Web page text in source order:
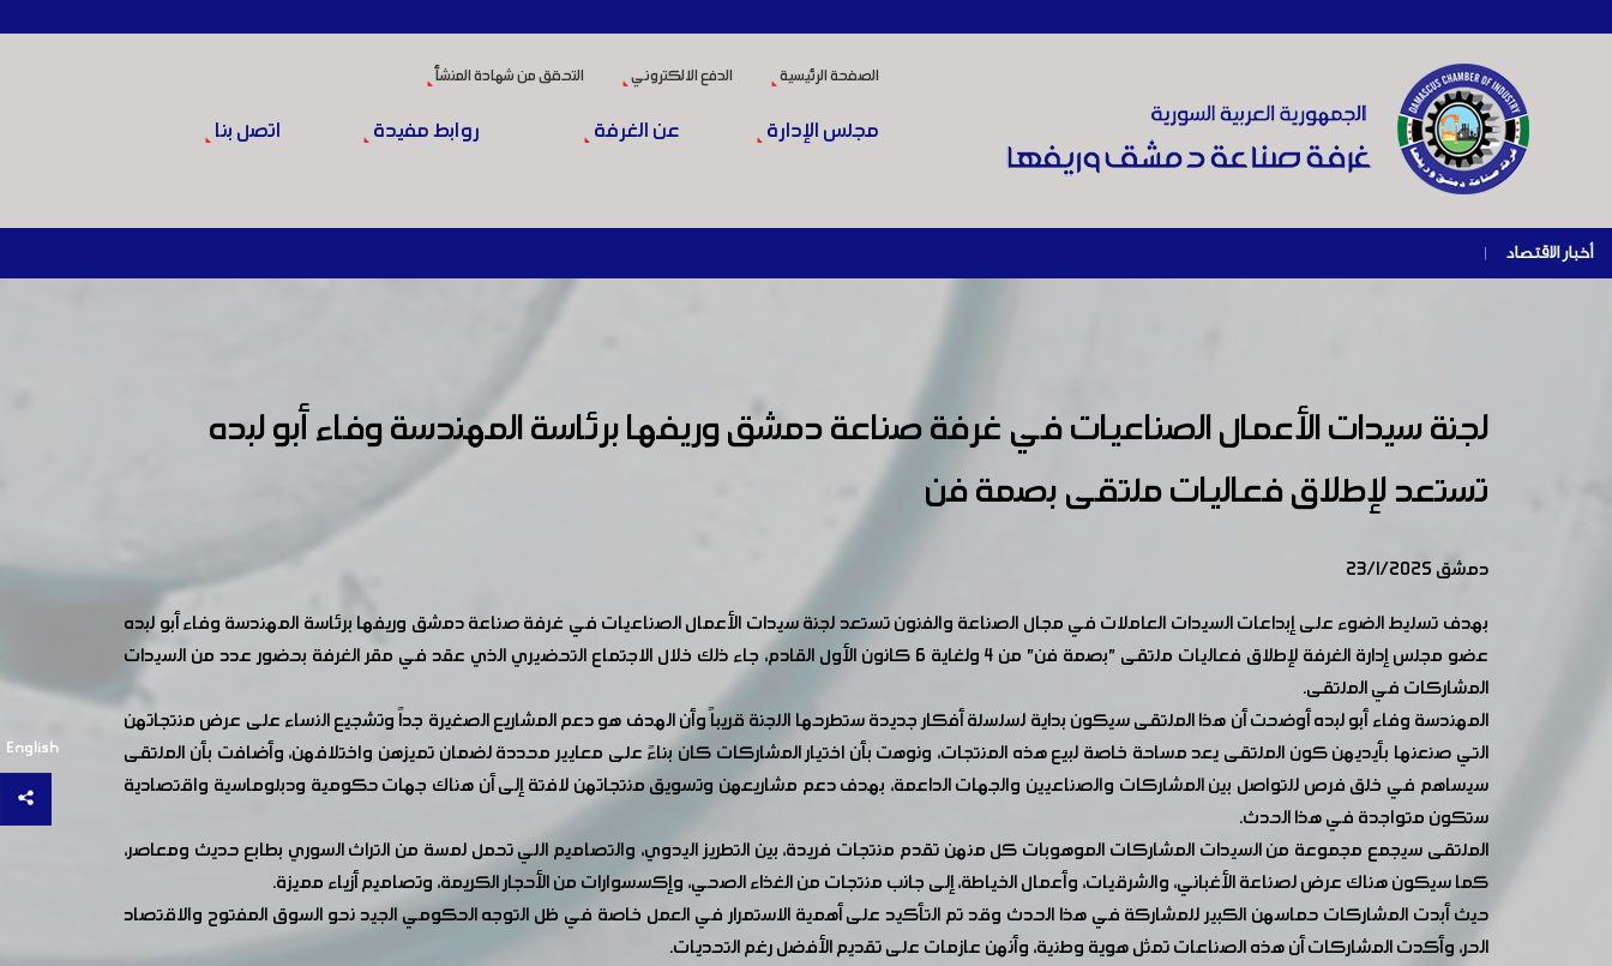
الصفحة الرئيسية الدفع الالكتروني التحقق من شهادة المنشأ
مجلس الإدارة عن الغرفة روابط مفيدة اتصل بنا
أخبار الاقتصاد |
English
لجنة سيدات الأعمال الصناعيات في غرفة صناعة دمشق وريفها برئاسة المهندسة وفاء أبو لبده
تستعد لإطلاق فعاليات ملتقى بصمة فن
دمشق 23/1/2025
بهدف تسليط الضوء على إبداعات السيدات العاملات في مجال الصناعة والفنون تستعد لجنة سيدات الأعمال الصناعيات في غرفة صناعة دمشق وريفها برئاسة المهندسة وفاء أبو لبده
عضو مجلس إدارة الغرفة لإطلاق فعاليات ملتقى "بصمة فن" من 4 ولغاية 6 كانون الأول القادم، جاء ذلك خلال الاجتماع التحضيري الذي عقد في مقر الغرفة بحضور عدد من السيدات
المشاركات في الملتقى.
المهندسة وفاء أبو لبده أوضحت أن هذا الملتقى سيكون بداية لسلسلة أفكار جديدة ستطرحها اللجنة قريباً وأن الهدف هو دعم المشاريع الصغيرة جداً وتشجيع النساء على عرض منتجاتهن
التي صنعنها بأيديهن كون الملتقى يعد مساحة خاصة لبيع هذه المنتجات، ونوهت بأن اختيار المشاركات كان بناءً على معايير محددة لضمان تميزهن واختلافهن، وأضافت بأن الملتقى
سيساهم في خلق فرص للتواصل بين المشاركات والصناعيين والجهات الداعمة، بهدف دعم مشاريعهن وتسويق منتجاتهن لافتة إلى أن هناك جهات حكومية ودبلوماسية واقتصادية
ستكون متواجدة في هذا الحدث.
الملتقى سيجمع مجموعة من السيدات المشاركات الموهوبات كل منهن تقدم منتجات فريدة، بين التطريز اليدوي، والتصاميم اللي تحمل لمسة من التراث السوري بطابع حديث ومعاصر،
كما سيكون هناك عرض لصناعة الأغباني، والشرقيات، وأعمال الخياطة، إلى جانب منتجات من الغذاء الصحي، وإكسسوارات من الأحجار الكريمة، وتصاميم أزياء مميزة.
حيث أبدت المشاركات حماسهن الكبير للمشاركة في هذا الحدث وقد تم التأكيد على أهمية الاستمرار في العمل خاصة في ظل التوجه الحكومي الجيد نحو السوق المفتوح والاقتصاد
الحر، وأكدت المشاركات أن هذه الصناعات تمثل هوية وطنية، وأنهن عازمات على تقديم الأفضل رغم التحديات.